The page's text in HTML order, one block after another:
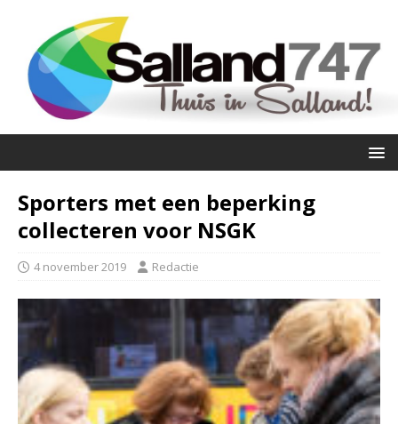
Sporters met een beperking
collecteren voor NSGK
4 november 2019 Redactie